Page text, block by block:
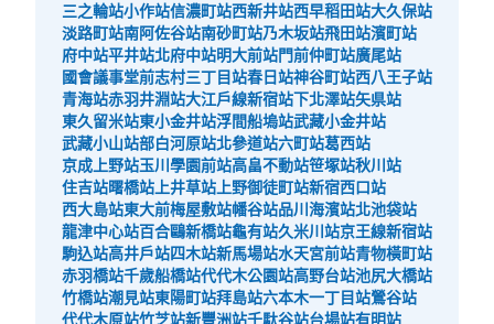
可保管的行李數
:3 / ¥900中等的:3/ ¥600小的:4/ ¥500
付款方式
現金, ICカード
查看此投幣式儲物櫃的位置
東急渋谷駅地下3階コインロッカーK
三之輪站小作站信濃町站西新井站西早稻田站大久保站
淡路町站南阿佐谷站南砂町站乃木坂站飛田站濱町站
府中站平井站北府中站明大前站門前仲町站廣尾站
國會議事堂前志村三丁目站春日站神谷町站西八王子站
青海站赤羽井淵站大江戶線新宿站下北澤站矢県站
東久留米站東小金井站浮間船塢站武藏小金井站
武藏小山站部白河原站北參道站六町站葛西站
京成上野站玉川學園前站高畠不動站笹塚站秋川站
住吉站曙橋站 上井草站 上野御徒町站新宿西口站
西大島站東大前梅屋敷站幡谷站品川海濱站北池袋站
龍津中心站百合鷗新橋站龜有站久米川站京王線新宿站
駒込站高井戶站四木站新馬場站水天宮前站青物橫町站
赤羽橋站千歲船橋站代代木公園站高野台站池尻大橋站
竹橋站潮見站東陽町站拜島站六本木一丁目站鶯谷站
代代木原站竹芝站新豐洲站千馱谷站台場站有明站